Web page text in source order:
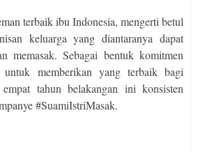
terbaik ibu Indonesia, mengerti betul
keluarga yang diantaranya dapat
memasak. Sebagai bentuk komitmen
memberikan yang terbaik bagi
tahun belakangan ini konsisten
#SuamiIstriMasak.